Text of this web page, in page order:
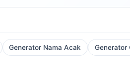
Generator Nama Acak Generator